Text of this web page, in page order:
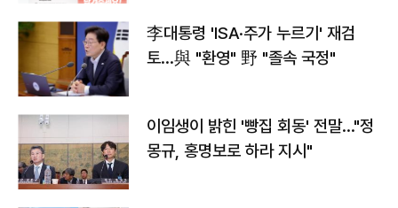
李대통령 'ISA·주가 누르기' 재검
토…與 "환영" 野 "졸속 국정"
이임생이 밝힌 '빵집 회동' 전말…"정
몽규, 홍명보로 하라 지시"